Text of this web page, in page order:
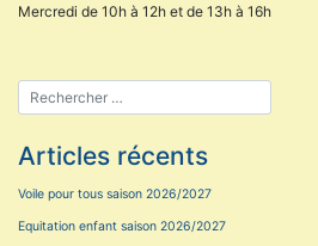
Mercredi de 10h à 12h et de 13h à 16h
Articles récents
Voile pour tous saison 2026/2027
Equitation enfant saison 2026/2027